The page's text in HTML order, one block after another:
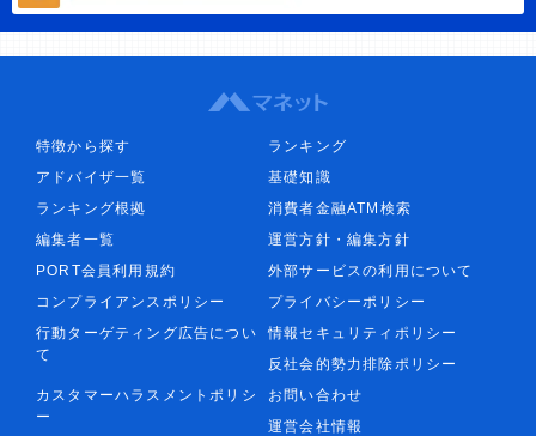
特徴から探す
ランキング
アドバイザ一覧
基礎知識
ランキング根拠
消費者金融ATM検索
編集者一覧
運営方針・編集方針
PORT会員利用規約
外部サービスの利用について
コンプライアンスポリシー
プライバシーポリシー
行動ターゲティング広告につい
て
情報セキュリティポリシー
反社会的勢力排除ポリシー
カスタマーハラスメントポリシ
ー
お問い合わせ
運営会社情報